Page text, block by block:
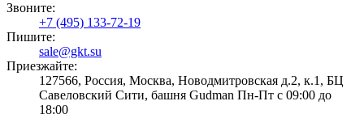
Звоните:
+7 (495) 133-72-19
Пишите:
sale@gkt.su
Приезжайте:
127566, Россия, Москва, Новодмитровская д.2, к.1, БЦ
Савеловский Сити, башня Gudman Пн-Пт с 09:00 до
18:00